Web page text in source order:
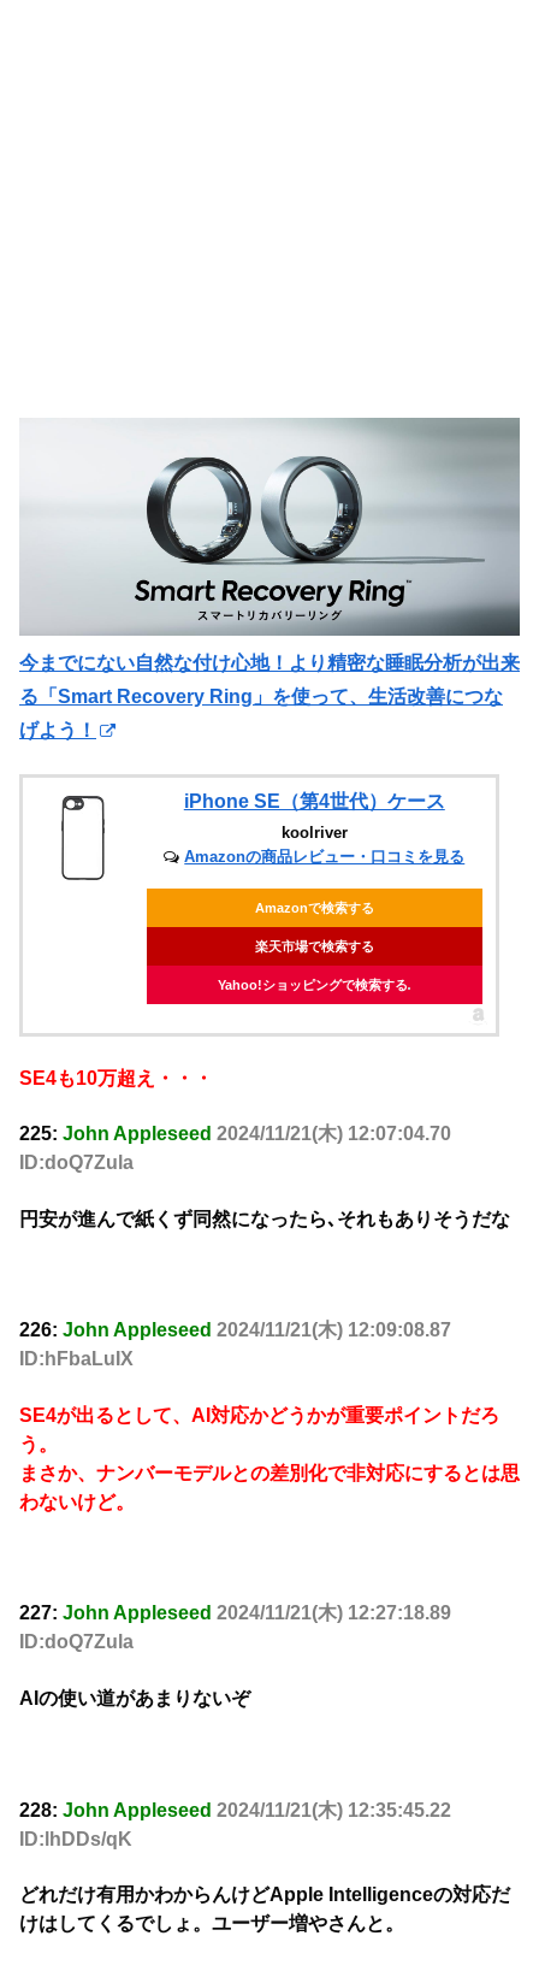
今までにない自然な付け心地！より精密な睡眠分析が出来
る「Smart Recovery Ring」を使って、生活改善につな
げよう！
iPhone SE（第4世代）ケース
koolriver
Amazonの商品レビュー・口コミを見る
Amazonで検索する
楽天市場で検索する
Yahoo!ショッピングで検索する
SE4も10万超え・・・
225: John Appleseed 2024/11/21(木) 12:07:04.70
ID:doQ7Zula
円安が進んで紙くず同然になったら､それもありそうだな
226: John Appleseed 2024/11/21(木) 12:09:08.87
ID:hFbaLuIX
SE4が出るとして、AI対応かどうかが重要ポイントだろ
う。
まさか、ナンバーモデルとの差別化で非対応にするとは思
わないけど。
227: John Appleseed 2024/11/21(木) 12:27:18.89
ID:doQ7Zula
AIの使い道があまりないぞ
228: John Appleseed 2024/11/21(木) 12:35:45.22
ID:lhDDs/qK
どれだけ有用かわからんけどApple Intelligenceの対応だ
けはしてくるでしょ。ユーザー増やさんと。